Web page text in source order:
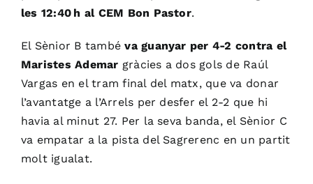
les 12:40 h al CEM Bon Pastor.
El Sènior B tambéva guanyar per 4-2 contra el
Maristes Ademar gràcies a dos gols de Raúl
Vargas en el tram final del matx, que va donar
l’avantatge a l’Arrels per desfer el 2-2 que hi
havia al minut 27. Per la seva banda, el Sènior C
va empatar a la pista del Sagrerenc en un partit
molt igualat.